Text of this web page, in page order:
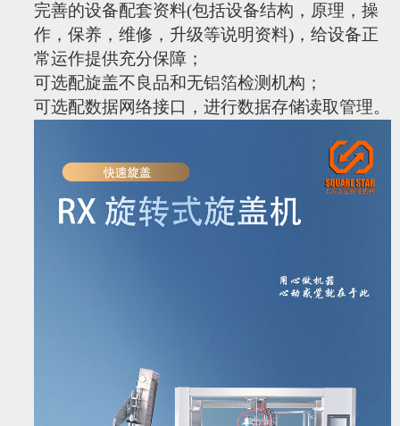
完善的设备配套资料(包括设备结构，原理，操
作，保养，维修，升级等说明资料) ，给设备正
常运作提供充分保障；
可选配旋盖不良品和无铝箔检测机构；
可选配数据网络接口，进行数据存储读取管理。